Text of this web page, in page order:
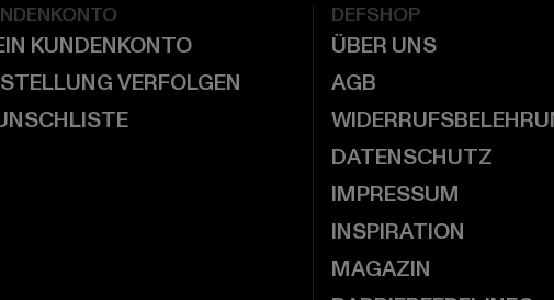
KUNDENKONTO
VERFOLGEN
DEFSHOP
ÜBER UNS
AGB
DATENSCHUTZ
IMPRESSUM
INSPIRATION
MAGAZIN